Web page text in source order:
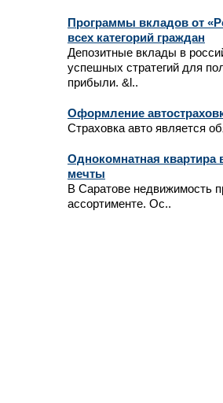
Программы вкладов от
всех категорий граждан
Депозитные вклады в
успешных стратегий для
прибыли. &l..
Оформление
Страховка авто является
Однокомнатная квартира
мечты
В Саратове недвижимость
ассортименте. Ос..